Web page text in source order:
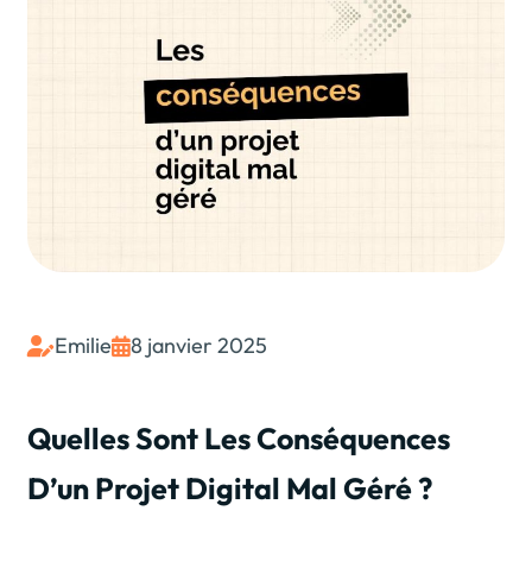
Emilie8 janvier 2025
Quelles Sont Les Conséquences
D’un Projet Digital Mal Géré ?